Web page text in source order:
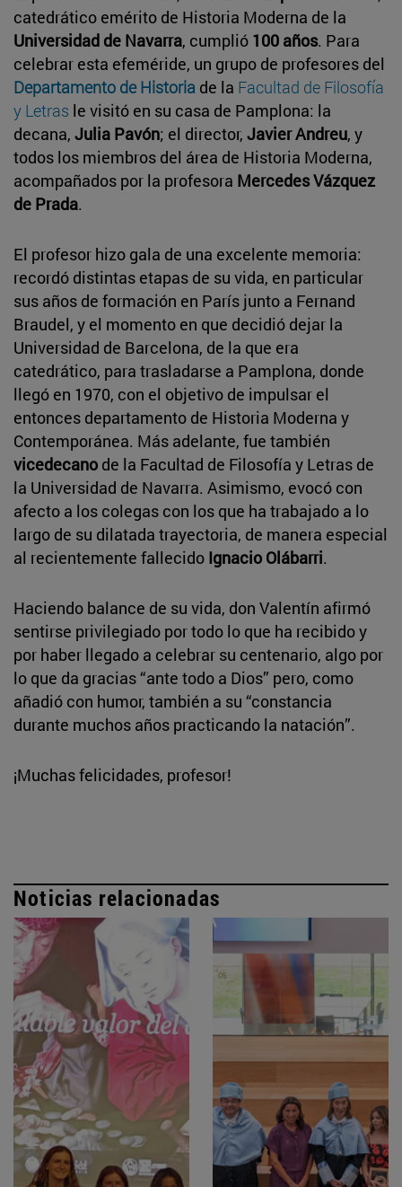
catedrático emérito de Historia Moderna de la
Universidad de Navarra, cumplió 100 años. Para
celebrar esta efeméride, un grupo de profesores del
Departamento de Historia de la Facultad de Filosofía
y Letras le visitó en su casa de Pamplona: la
decana, Julia Pavón; el director, Javier Andreu, y
todos los miembros del área de Historia Moderna,
acompañados por la profesora Mercedes Vázquez
de Prada.
El profesor hizo gala de una excelente memoria:
recordó distintas etapas de su vida, en particular
sus años de formación en París junto a Fernand
Braudel, y el momento en que decidió dejar la
Universidad de Barcelona, de la que era
catedrático, para trasladarse a Pamplona, donde
llegó en 1970, con el objetivo de impulsar el
entonces departamento de Historia Moderna y
Contemporánea. Más adelante, fue también
vicedecano de la Facultad de Filosofía y Letras de
la Universidad de Navarra. Asimismo, evocó con
afecto a los colegas con los que ha trabajado a lo
largo de su dilatada trayectoria, de manera especial
al recientemente fallecido Ignacio Olábarri.
Haciendo balance de su vida, don Valentín afirmó
sentirse privilegiado por todo lo que ha recibido y
por haber llegado a celebrar su centenario, algo por
lo que da gracias “ante todo a Dios” pero, como
añadió con humor, también a su “constancia
durante muchos años practicando la natación”.
¡Muchas felicidades, profesor!
Noticias relacionadas